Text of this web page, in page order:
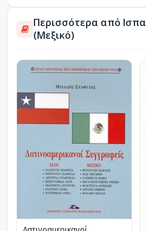
Περισσότερα από
(Μεξικό)